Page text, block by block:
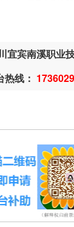
宜宾南溪职业
线：